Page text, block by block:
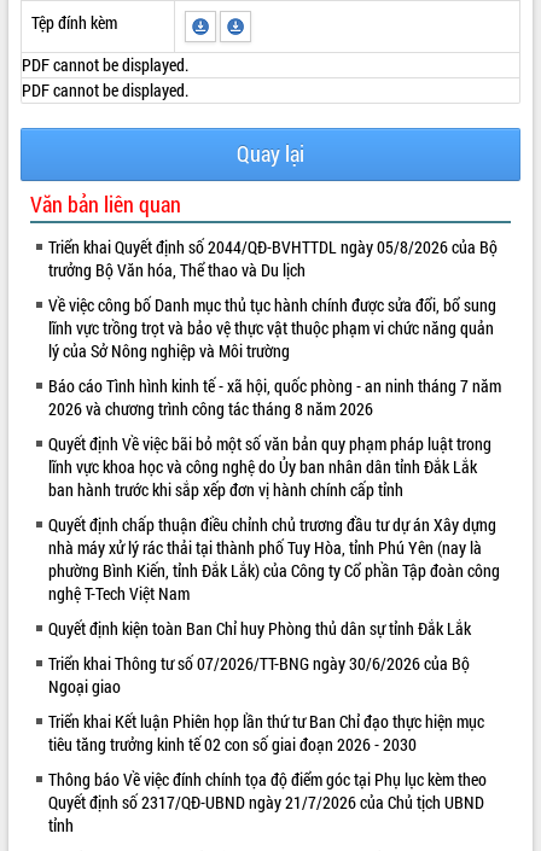
VIDEO
Khám bệnh, cấp phát thuốc miễn phí
và tặng quà người dân xã Cư Pui
Hội nghị UBND tỉnh Đắk Lắk thường kỳ
tháng 7/2026
Lễ truy tặng danh hiệu “Bà Mẹ Việt
Nam Anh hùng” và trao Huân chương
Lao động
UBND tỉnh Đắk Lắk triển khai nhiệm
vụ 6 tháng cuối năm 2026
Kỳ họp thứ Hai, Hội đồng nhân dân
Tệp đính kèm
PDF cannot be displayed.
PDF cannot be displayed.
Quay lại
Văn bản liên quan
Triển khai Quyết định số 2044/QĐ-BVHTTDL ngày 05/8/2026 của Bộ
trưởng Bộ Văn hóa, Thể thao và Du lịch
Về việc công bố Danh mục thủ tục hành chính được sửa đổi, bổ sung
lĩnh vực trồng trọt và bảo vệ thực vật thuộc phạm vi chức năng quản
lý của Sở Nông nghiệp và Môi trường
Báo cáo Tình hình kinh tế - xã hội, quốc phòng - an ninh tháng 7 năm
2026 và chương trình công tác tháng 8 năm 2026
Quyết định Về việc bãi bỏ một số văn bản quy phạm pháp luật trong
lĩnh vực khoa học và công nghệ do Ủy ban nhân dân tỉnh Đắk Lắk
ban hành trước khi sắp xếp đơn vị hành chính cấp tỉnh
Quyết định chấp thuận điều chỉnh chủ trương đầu tư dự án Xây dựng
nhà máy xử lý rác thải tại thành phố Tuy Hòa, tỉnh Phú Yên (nay là
phường Bình Kiến, tỉnh Đắk Lắk) của Công ty Cổ phần Tập đoàn công
nghệ T-Tech Việt Nam
Quyết định kiện toàn Ban Chỉ huy Phòng thủ dân sự tỉnh Đắk Lắk
Triển khai Thông tư số 07/2026/TT-BNG ngày 30/6/2026 của Bộ
Ngoại giao
Triển khai Kết luận Phiên họp lần thứ tư Ban Chỉ đạo thực hiện mục
tiêu tăng trưởng kinh tế 02 con số giai đoạn 2026 - 2030
Thông báo Về việc đính chính tọa độ điểm góc tại Phụ lục kèm theo
Quyết định số 2317/QĐ-UBND ngày 21/7/2026 của Chủ tịch UBND
tỉnh